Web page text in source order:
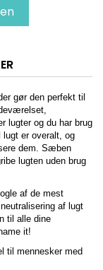
gør den perfekt til
lugter og du har brug
lugt er overalt, og
dem. Sæben
lugten uden brug
af de mest
af lugt
til alle dine
it!
til mennesker med